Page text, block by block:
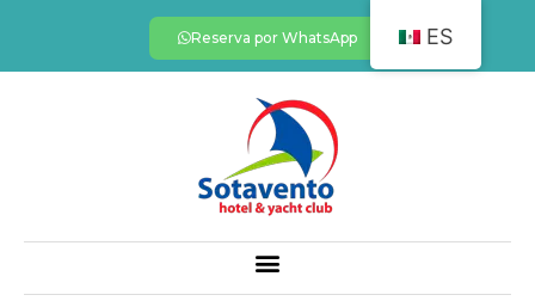
Reserva por WhatsApp ES